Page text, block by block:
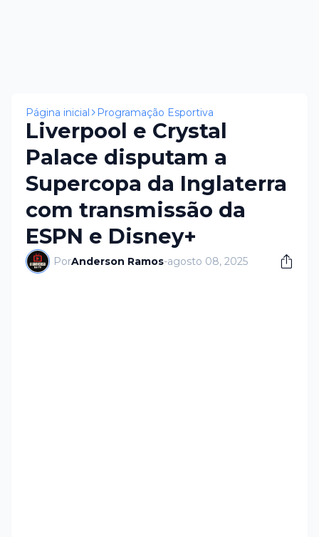
Página inicial Programação Esportiva
Liverpool e Crystal
Palace disputam a
Supercopa da Inglaterra
com transmissão da
ESPN e Disney+
PorAnderson Ramos-agosto 08, 2025